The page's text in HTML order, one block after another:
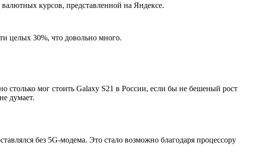
курсов, представленной на Яндексе.
целых 30%, что довольно много.
мог стоить Galaxy S21 в России, если бы не бешеный рост
думает.
без 5G-модема. Это стало возможно благодаря процессору